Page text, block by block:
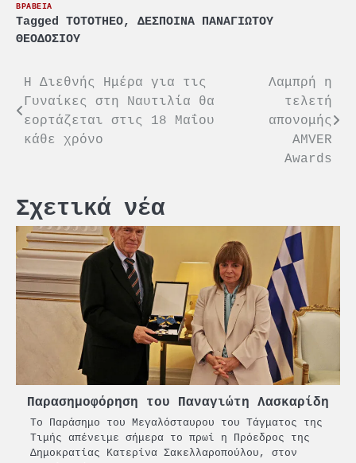
ΒΡΑΒΕΙΑ
Tagged TOTOTHEO, ΔΕΣΠΟΙΝΑ ΠΑΝΑΓΙΩΤΟΥ
ΘΕΟΔΟΣΙΟΥ
Πλοήγηση
άρθρων
Η Διεθνής Ημέρα για τις
Γυναίκες στη Ναυτιλία θα
εορτάζεται στις 18 Μαΐου
κάθε χρόνο
Λαμπρή η
τελετή
απονομής
AMVER
Awards
Σχετικά νέα
Παρασημοφόρηση του Παναγιώτη Λασκαρίδη
Το Παράσημο του Μεγαλόσταυρου του Τάγματος της
Τιμής απένειμε σήμερα το πρωί η Πρόεδρος της
Δημοκρατίας Κατερίνα Σακελλαροπούλου, στον